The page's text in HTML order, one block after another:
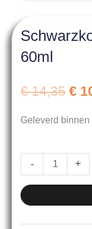
60ml
€14,35 €
Geleverd
-
Schwarzkopf
Igora
Royal
7-
4
+